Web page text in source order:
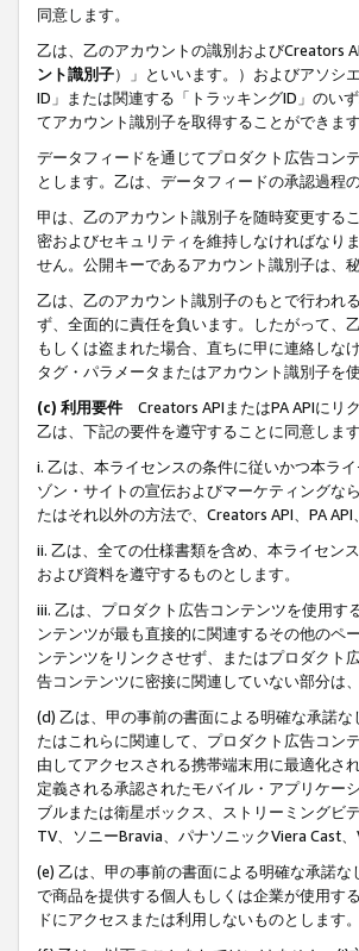
同意します。
乙は、乙のアカウントの識別およびCreators
ント識別子）」といいます。）およびアソシ
ID」または関連する「トラッキングID」のい
てアカウント識別子を取得することができます
データフィードを通じてプロダクト広告コン
とします。乙は、データフィードの承認過程
甲は、乙のアカウント識別子を随時変更する
密およびセキュリティを維持しなければなり
せん。公開キーであるアカウント識別子は、
乙は、乙のアカウント識別子のもとで行われ
ず、全面的に責任を負います。したがって、
もしくは盗まれた場合、直ちに甲に連絡しな
タグ・パラメータまたはアカウント識別子を
(c) 利用要件 Creators APIまたはPA APIにリ
乙は、下記の要件を遵守することに同意します
i. 乙は、本ライセンスの条件に従いかつ本ラ
ゾン・サイトの宣伝およびマーケティングな
たはそれ以外の方法で、Creators API、PA
ii. 乙は、全ての仕様書類を含め、本ライセン
および資料を遵守するものとします。
iii. 乙は、プロダクト広告コンテンツを使用
ンテンツが最も直接的に関連するその他のペ
ンテンツをリンクさせず、またはプロダクト
告コンテンツに密接に関連していない部分は
(d) 乙は、甲の事前の書面による明確な承諾
たはこれらに関連して、プロダクト広告コン
由してアクセスされる携帯端末用に最適化さ
定義される承認されたモバイル・アプリケー
ブルまたは衛星ボックス、ストリーミングビ
TV、ソニーBravia、パナソニックViera Cast
(e) 乙は、甲の事前の書面による明確な承諾
で商品を提供する個人もしくは企業が使用す
ドにアクセスまたは利用しないものとします。